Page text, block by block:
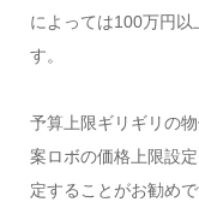
によっては100万円以
す。
予算上限ギリギリの
案ロボの価格上限設
定することがお勧めで